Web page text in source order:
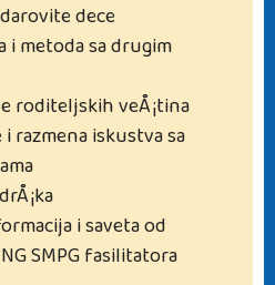
dece
metoda sa drugim
roditeljskih veÅ¡tina
razmena iskustva sa
i saveta od
SMPG fasilitatora